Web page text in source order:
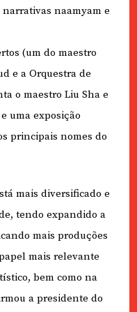
naamyam e
(um do maestro
e a Orquestra de
o maestro Liu Sha e
uma exposição
principais nomes do
mais diversificado e
tendo expandido a
mais produções
mais relevante
bem como na
a presidente do